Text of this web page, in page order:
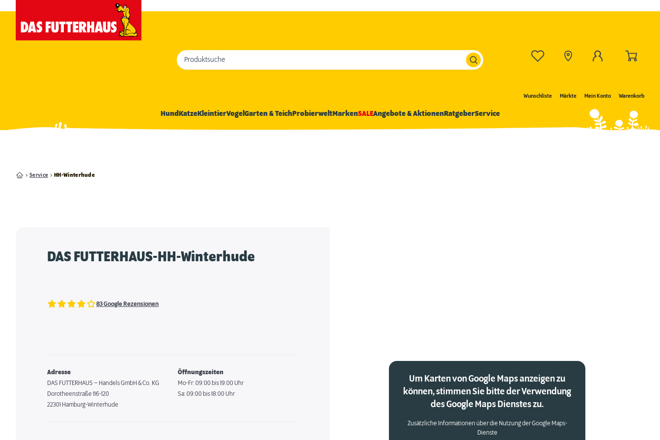
Wunschliste Märkte Mein Konto Warenkorb
Produktsuche
HundKatzeKleintierVogel Garten & TeichProbierweltMarkenSALEAngebote & AktionenRatgeberService
Service HH-Winterhude
DAS FUTTERHAUS-HH-Winterhude
83 Google Rezensionen
Adresse
DAS FUTTERHAUS – Handels GmbH & Co. KG
Dorotheenstraße 116-120
22301 Hamburg-Winterhude
Öffnungszeiten
Mo-Fr: 09:00 bis 19:00 Uhr
Sa: 09:00 bis 18:00 Uhr
Um Karten von Google Maps anzeigen zu
können, stimmen Sie bitte der Verwendung
des Google Maps Dienstes zu.
Zusätzliche Informationen über die Nutzung der Google Maps-
Dienste